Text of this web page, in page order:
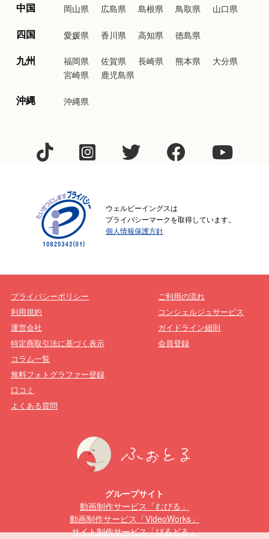
中国 岡山県 広島県 島根県 鳥取県 山口県
四国 愛媛県 香川県 高知県 徳島県
九州 福岡県 佐賀県 長崎県 熊本県
大分県
宮崎県
鹿児島県
沖縄 沖縄県
ウェルビーイングスは
プライバシーマークを取得しています。
個人情報保護方針
プライバシーポリシー
利用規約
運営会社
特定商取引法に基づく表示
ご利用の流れ
コンシェルジュサービス
ガイドライン細則
会員登録
コラム一覧
無料フォトグラファー登録
口コミ
よくある質問
グループサイト
動画制作サービス「むびる」
動画制作サービス「VideoWorks」
サイト制作サービス「びるどる」